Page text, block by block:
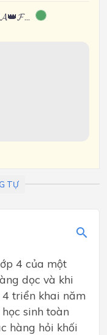
TỰ
4 của một
dọc và khi
triển khai năm
sinh toàn
hàng hỏi khối